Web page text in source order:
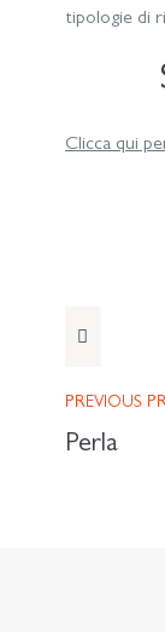
tipologie di
Clicca qui
PREVIOUS
Perla